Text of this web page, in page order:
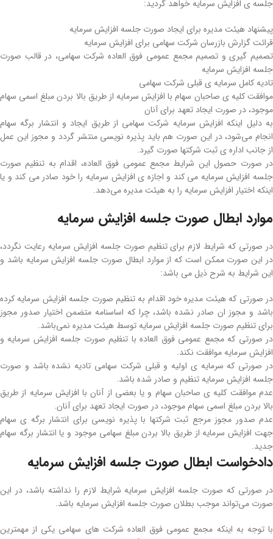
جلسه ی افزایش سرمایه خواهد گردید:
پیشنهاد هیئت مدیره برای ایجاد صورت جلسه افزایش سرمایه
قرائت گزارش بازرسان شرکت سهامی برای افزایش سرمایه
تصمیم گیری و تصمیم مجمع عمومی فوق العاده شرکت سهامی، در قالب صورت
جلسه افزایش سرمایه
تادیه کامل سرمایه ی قبلی شرکت سهامی
موافقت کلیه ی صاحبان سهام با افزایش سرمایه از طریق بالا بردن مبلغ اسمی سهام
موجود، در صورت ایجاد تعهد برای آنان
به دلیل اینکه افزایش سرمایه شرکت سهامی از طریق ایجاد و انتشار برگه سهام
انجام می‌شود، در این صورت هم باید پذیره نویسی منتشر گردد و مجوز این عمل
از جانب اداره ی ثبت شرکتها صورت گیرد.
در صورت حصول این شرایط مجمع عمومی فوق العاده، اقدام به تنظیم صورت
جلسه افزایش سرمایه می کند و اجازه ی افزایش سرمایه را خود صادر می کند و یا
اینکه اختیار افزایش سرمایه را به هیئت مدیره می‌دهد.
موارد ابطال صورت جلسه افزایش سرمایه
در صورتی که شرایط لازم برای تنظیم صورت جلسه افزایش سرمایه رعایت نگردد،
در این صورت ممکن است که از موارد ابطال صورت جلسه افزایش سرمایه باشد و
این شرایط به شرح ذیل می باشد:
در صورتی که هیئت مدیره خود اقدام به تنظیم صورت جلسه افزایش سرمایه کرده
باشد و مجوز ان صادر نشده باشد، چرا که اساسنامه متضمن اختیار صدور مجوز
برای تنظیم صورت جلسه افزایش سرمایه توسط هیئت مدیره نمی‌باشد.
در صورتی که مجمع عمومی فوق العاده با تنظیم صورت جلسه افزایش سرمایه و
افزایش سرمایه موافقت نکند.
در صورتی که سرمایه ی اولیه و قبلی شرکت سهامی تادیه نشده باشد و صورت
جلسه افزایش سرمایه تنظیم و صادر شده باشد.
عدم موافقت کلیه ی صاحبان سهام و یا بعضی از آنان با افزایش سرمایه از طریق
بالا بردن مبلغ اسمی سهام موجود، در صورت ایجاد تعهد برای آنان.
عدم صدور مجوز مرجع ثبت شرکتها با پذیره نویسی برای انتشار برگه ی سهام
جهت افزایش سرمایه از طریق بالا بردن مبلغ سهامی موجود و یا انتشار برگه سهام
جدید.
دادخواست ابطال صورت جلسه افزایش سرمایه
در صورتی که صورت جلسه افزایش سرمایه شرایط لازم را نداشته باشد، در این
صورت می‌تواند موجب بطلان صورت جلسه افزایش سرمایه باشد.
با توجه به اینکه مجمع عمومی فوق العاده شرکت های سهامی یکی از مهمترین